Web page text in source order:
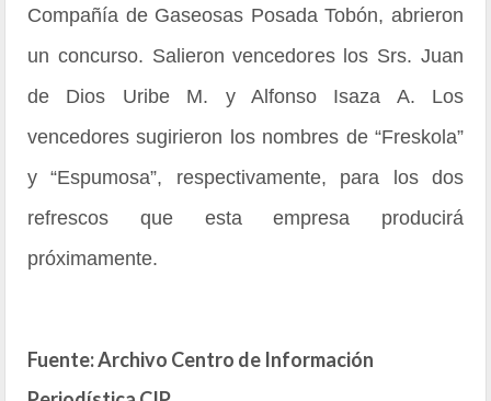
Compañía de Gaseosas Posada Tobón, abrieron
un concurso. Salieron vencedores los Srs. Juan
de Dios Uribe M. y Alfonso Isaza A. Los
vencedores sugirieron los nombres de “Freskola”
y “Espumosa”, respectivamente, para los dos
refrescos que esta empresa producirá
próximamente.
Fuente: Archivo Centro de Información